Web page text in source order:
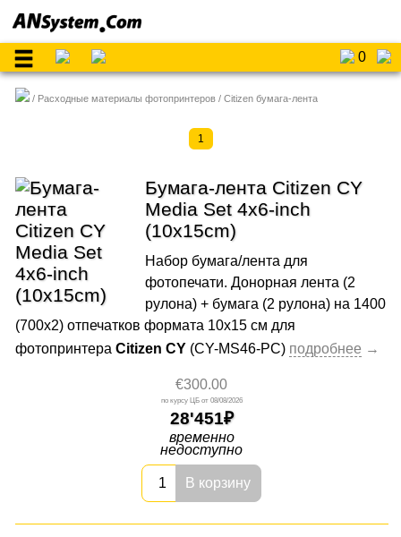
0
Расходные материалы фотопринтеров Citizen бумага-лента
1
Бумага-лента Citizen CY
Media Set 4x6-inch
(10x15cm)
Набор бумага/лента для
фотопечати. Донорная лента (2
рулона) + бумага (2 рулона) на 1400
(700х2) отпечатков формата 10x15 cм для
фотопринтера Citizen CY(CY-MS46-PC)
€300.00
08/08/2026
28'451
временно
недоступно
В корзину